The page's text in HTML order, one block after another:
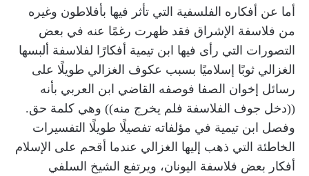
أما عن أفكاره الفلسفية التي تأثر فيها بأفلاطون وغيره
من فلاسفة الإشراق فقد ظهرت رغمًا عنه في بعض
التصورات التي رأى فيها ابن تيمية أفكارًا لفلاسفة ألبسها
الغزالي ثوبًا إسلاميًا بسبب عكوف الغزالي طويلًا على
رسائل إخوان الصفا فوصفه القاضي ابن العربي بأنه
((دخل جوف الفلاسفة فلم يخرج منه)) وهي كلمة حق.
وفصل ابن تيمية في مؤلفاته تفصيلًا طويلًا التفسيرات
الخاطئة التي ذهب إليها الغزالي عندما أقحم على الإسلام
أفكار بعض فلاسفة اليونان، ويرتفع الشيخ السلفي